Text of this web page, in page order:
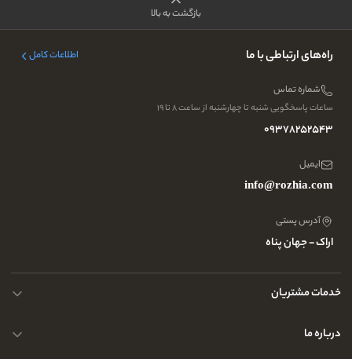
بازگشت به بالا
راه‌های ارتباطی با ما اطلاعات کامل
شماره تماس
ساعات پاسخگویی شنبه تا چهارشنبه از ساعت ۸ تا ۱۹
09378252543
ایمیل
info@rozhia.com
آدرس پستی
اراک - جهان پناه
خدمات مشتریان
حریم خصوصی کاربران
درباره ما